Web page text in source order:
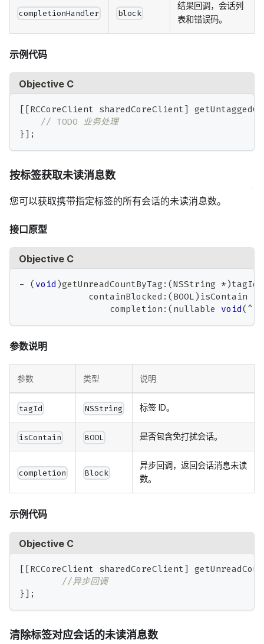
completionHandler block
结果回调，会话列
表和错误码。
示例代码
Objective C
[ [RCCoreClient sharedCoreClient]
// TODO 业务处理
} ] ;
按标签获取未读消息数
您可以获取携带指定标签的所有会话的未读消息数。
接口原型
Objective C
- ( void )getUnreadCountByTag : (NSString *)tagId
             containBlocked
: ( BOOL) isContain
                 completion
: ( nullable void( ^
参数说明
参数 类型 说明
tagId NSString 标签 ID。
isContain BOOL 是否包含免打扰会话。
completion Block
异步回调，返回会话消息未读
数。
示例代码
Objective C
[ [RCCoreClient sharedCoreClient]
//异步回调
} ] ;
清除标签对应会话的未读消息数